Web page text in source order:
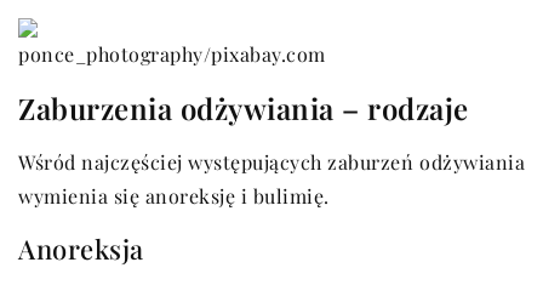
ponce_photography/pixabay.com
Zaburzenia odżywiania – rodzaje
Wśród najczęściej występujących zaburzeń odżywiania
wymienia się anoreksję i bulimię.
Anoreksja